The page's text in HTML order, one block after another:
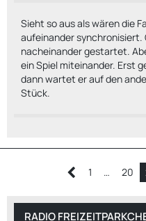
Sieht so aus als wären die
aufeinander synchronisiert.
nacheinander gestartet.
ein Spiel miteinander. Erst
dann wartet er auf den
Stück.
1 … 20
RADIO